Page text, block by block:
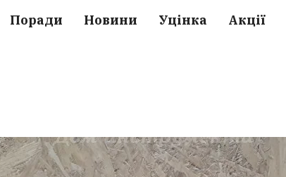
Поради Новини Уцінка Акції